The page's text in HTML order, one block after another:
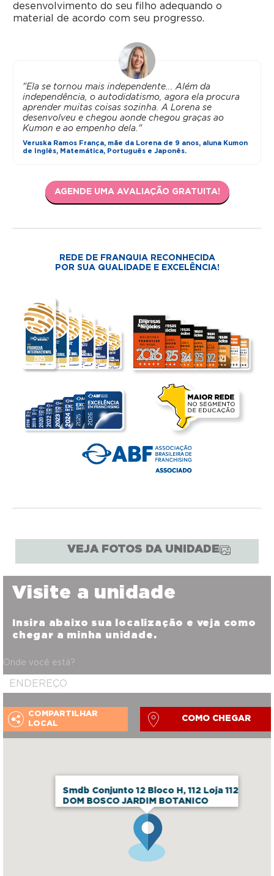
desenvolvimento do seu filho adequando o
material de acordo com seu progresso.
"Ela se tornou mais independente... Além da
independência, o autodidatismo, agora ela procura
aprender muitas coisas sozinha. A Lorena se
desenvolveu e chegou aonde chegou graças ao
Kumon e ao empenho dela."
Veruska Ramos França, mãe da Lorena de 9 anos, aluna Kumon
de Inglês, Matemática, Português e Japonês.
AGENDE UMA AVALIAÇÃO GRATUITA!
REDE DE FRANQUIA RECONHECIDA
POR SUA QUALIDADE E EXCELÊNCIA!
VEJA FOTOS DA UNIDADE
Smdb Conjunto 12 Bloco H, 112 Loja 112
DOM BOSCO JARDIM BOTANICO
Visite a unidade
Insira abaixo sua localização e veja como
chegar a minha unidade.
Onde você está?
COMPARTILHAR
LOCAL
COMO CHEGAR